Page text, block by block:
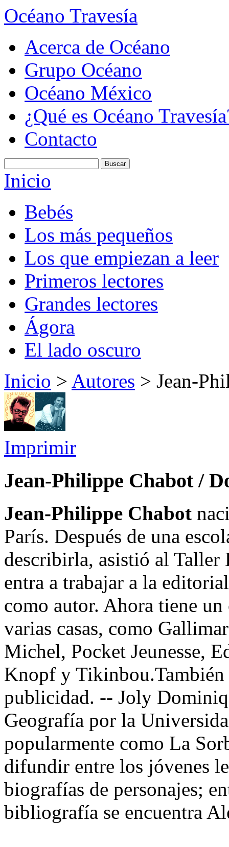
Océano Travesía
Acerca de Océano
Grupo Océano
Océano México
¿Qué es Océano
Contacto
Inicio
Bebés
Los más pequeños
Los que empiezan a leer
Primeros lectores
Grandes lectores
Ágora
El lado oscuro
Inicio > Autores > Jean-
Imprimir
Jean-Philippe Chabot /
Jean-Philippe Chabot
París. Después de una
describirla, asistió al
entra a trabajar a la
como autor. Ahora tiene
varias casas, como
Michel, Pocket Jeunesse,
Knopf y Tikinbou.También
publicidad. -- Joly
Geografía por la
popularmente como La
difundir entre los jóvenes
biografías de personajes;
bibliografía se encuentra